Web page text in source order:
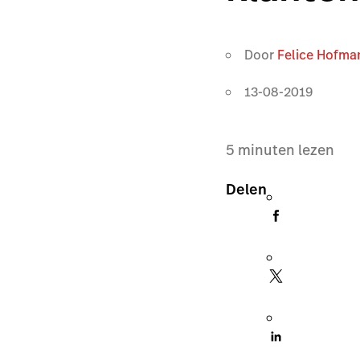
Door Felice
13-08-2019
5 minuten lezen
Delen